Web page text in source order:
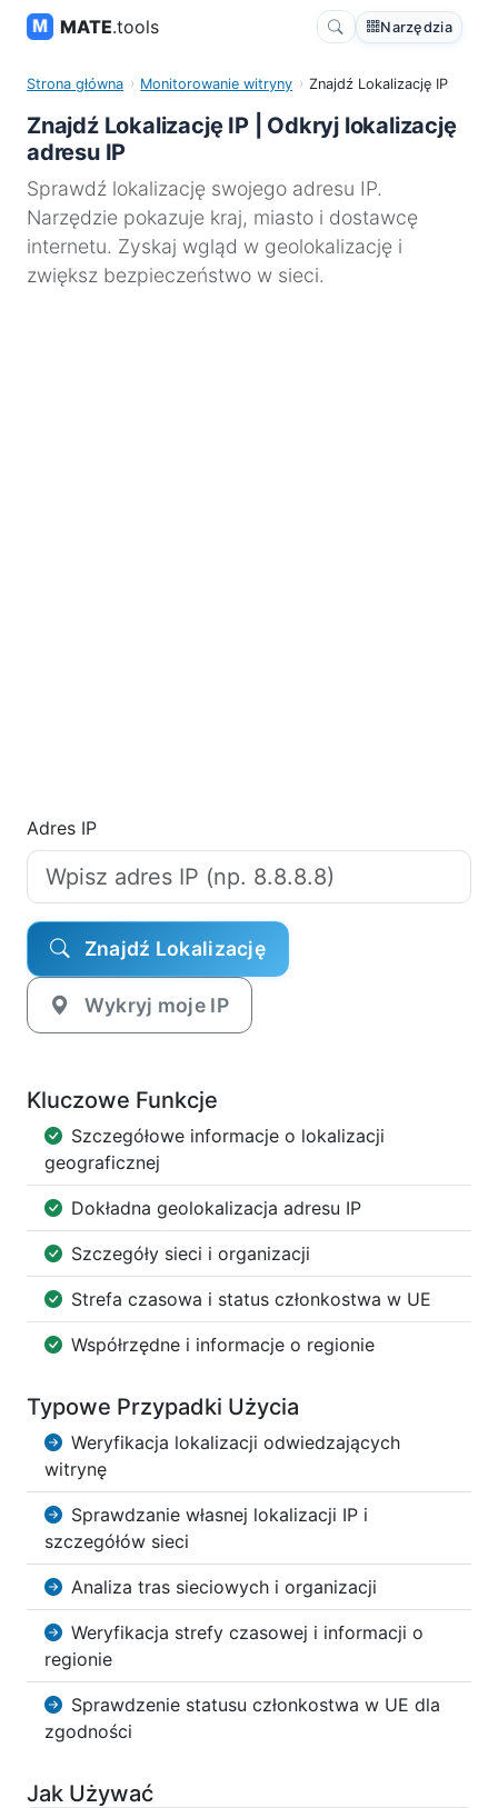
MATE.tools Narzędzia
Strona główna Monitorowanie witryny Znajdź Lokalizację IP
Znajdź Lokalizację IP | Odkryj lokalizację
adresu IP
Sprawdź lokalizację swojego adresu IP.
Narzędzie pokazuje kraj, miasto i dostawcę
internetu. Zyskaj wgląd w geolokalizację i
zwiększ bezpieczeństwo w sieci.
Adres IP
Znajdź Lokalizację
Wykryj moje IP
Kluczowe Funkcje
Szczegółowe informacje o lokalizacji
geograficznej
Dokładna geolokalizacja adresu IP
Szczegóły sieci i organizacji
Strefa czasowa i status członkostwa w UE
Współrzędne i informacje o regionie
Typowe Przypadki Użycia
Weryfikacja lokalizacji odwiedzających
witrynę
Sprawdzanie własnej lokalizacji IP i
szczegółów sieci
Analiza tras sieciowych i organizacji
Weryfikacja strefy czasowej i informacji o
regionie
Sprawdzenie statusu członkostwa w UE dla
zgodności
Jak Używać